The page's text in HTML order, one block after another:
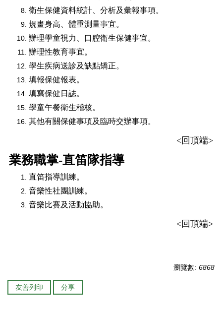
衛生保健資料統計、分析及彙報事項。
規畫身高、體重測量事宜。
辦理學童視力、口腔衛生保健事宜。
辦理性教育事宜。
學生疾病送診及缺點矯正。
填報保健報表。
填寫保健日誌。
學童午餐衛生稽核。
其他有關保健事項及臨時交辦事項。
<回頂端>
業務職掌-直笛隊指導
直笛指導訓練。
音樂性社團訓練。
音樂比賽及活動協助。
<回頂端>
瀏覽數: 6868
友善列印 分享